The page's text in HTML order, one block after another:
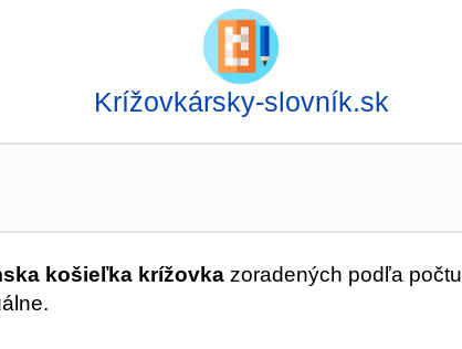
Krížovkársky-slovník.sk
košieľka krížovka zoradených podľa počtu